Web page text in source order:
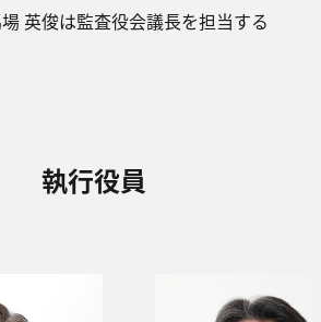
英俊は監査役会議長を担当する
執行役員